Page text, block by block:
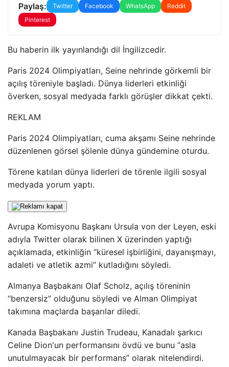
Paylaş: Twitter Facebook WhatsApp
Reddit
Pinterest
Bu haberin ilk yayınlandığı dil İngilizcedir.
Paris 2024 Olimpiyatları, Seine nehrinde görkemli bir
açılış töreniyle başladı. Dünya liderleri etkinliği
överken, sosyal medyada farklı görüşler dikkat çekti.
REKLAM
Paris 2024 Olimpiyatları, cuma akşamı Seine nehrinde
düzenlenen görsel şölenle dünya gündemine oturdu.
Törene katılan dünya liderleri de törenle ilgili sosyal
medyada yorum yaptı.
Avrupa Komisyonu Başkanı Ursula von der Leyen, eski
adıyla Twitter olarak bilinen X üzerinden yaptığı
açıklamada, etkinliğin “küresel işbirliğini, dayanışmayı,
adaleti ve atletik azmi” kutladığını söyledi.
Almanya Başbakanı Olaf Scholz, açılış töreninin
“benzersiz” olduğunu söyledi ve Alman Olimpiyat
takımına maçlarda başarılar diledi.
Kanada Başbakanı Justin Trudeau, Kanadalı şarkıcı
Celine Dion'un performansını övdü ve bunu “asla
unutulmayacak bir performans” olarak nitelendirdi.